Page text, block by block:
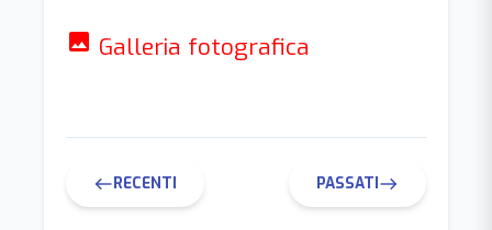
photo Galleria fotografica
west RECENTI PASSATI east